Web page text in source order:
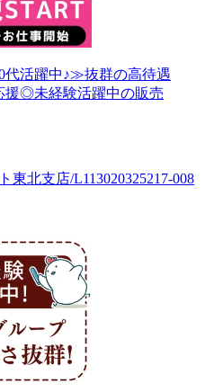
代活躍中♪≫抜群の高待遇
◎未経験活躍中の販売
東北支店/L113020325217-008